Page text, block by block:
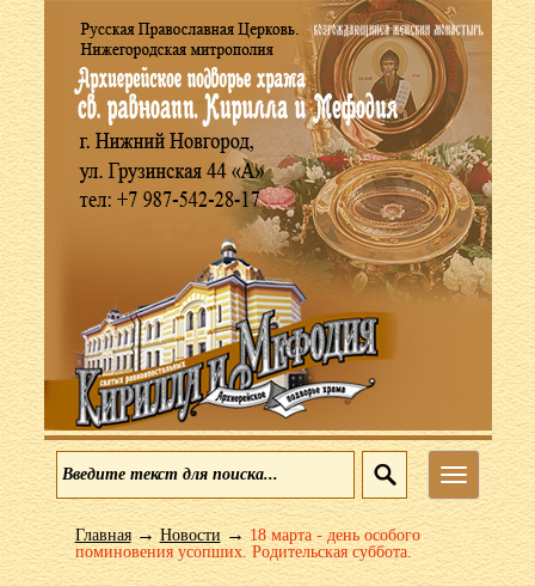
Меню
Главная→Новости→18 марта - день особого
поминовения усопших. Родительская суббота.